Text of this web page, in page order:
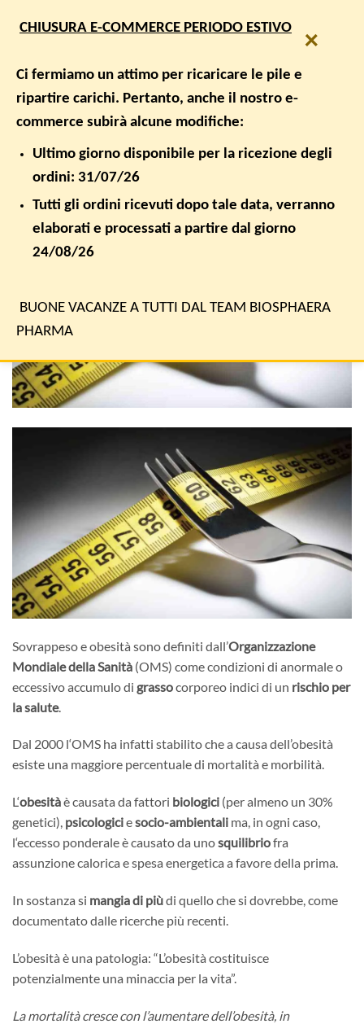
PERDITA PESO
Sfida all’obesità : Patologia
Gen
Sovrappeso e obesità sono definiti dall’Organizzazione
Mondiale della Sanità (OMS) come condizioni di anormale o
eccessivo accumulo di grassocorporeo indici di un rischio per
la salute.
Dal 2000 l‘OMS ha infatti stabilito che a causa dell’obesità
esiste una maggiore percentuale di mortalità e morbilità.
L‘obesitàè causata da fattori biologici (per almeno un 30%
genetici), psicologiciesocio-ambientali ma, in ogni caso,
l‘eccesso ponderale è causato da unosquilibriofra
assunzione calorica e spesa energetica a favore della prima.
In sostanza si mangia di piùdi quello che si dovrebbe, come
documentato dalle ricerche più recenti.
L’obesità è una patologia: “L’obesità costituisce
potenzialmente una minaccia per la vita”.
La mortalità cresce con l’aumentare dell’obesità, in
×
CHIUSURA E-COMMERCE PERIODO ESTIVO
Ci fermiamo un attimo per ricaricare le pile e
ripartire carichi. Pertanto, anche il nostro e-
commerce subirà alcune modifiche:
Ultimo giorno disponibile per la ricezione degli
ordini: 31/07/26
Tutti gli ordini ricevuti dopo tale data, verranno
elaborati e processati a partire dal giorno
24/08/26
BUONE VACANZE A TUTTI DAL TEAM BIOSPHAERA
PHARMA